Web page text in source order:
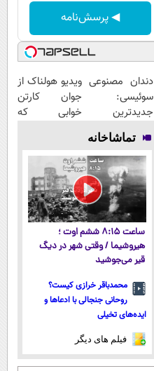
◀ پرسش‌نامه
دندان مصنوعی
سوئیسی:
جدیدترین
فناوری اروپا،
سبک و مقاوم |
پرداخت قسطی
ویدیو هولناک از
جوان کارتن
خوابی که
تماشاخانه
ساعت ۸:۱۵ ششم اوت ؛
هیروشیما / وقتی شهر در دیگ
قیر می‌جوشید
محمدباقر خرازی کیست؟
روحانی جنجالی با ادعاها و
ایده‌های تخیلی
فیلم های دیگر